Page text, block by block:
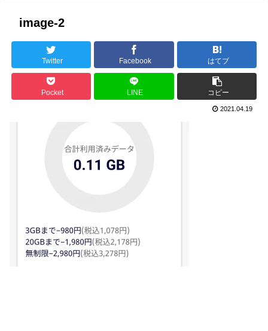
image-2
Twitter Facebook はてブ
Pocket LINE コピー
2021.04.19